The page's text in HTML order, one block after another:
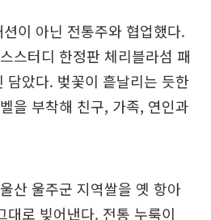
이 아닌 전통주와 협업했다.
스터디 한정판 체리블라섬 패
담았다. 벚꽃이 흩날리는 듯한
을 부착해 친구, 가족, 연인과
산 울주군 지역쌀을 옛 항아
대로 빚어낸다. 전통 누룩이